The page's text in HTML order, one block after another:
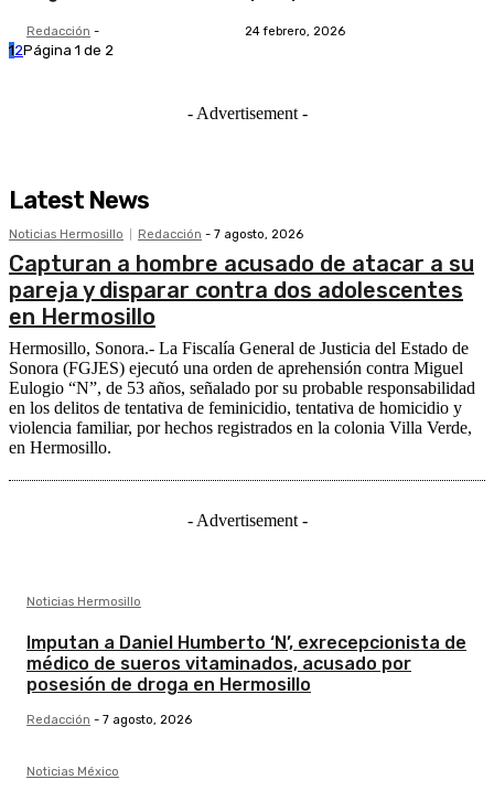
Redacción - 24 febrero, 2026
12Página 1 de 2
- Advertisement -
Latest News
Noticias Hermosillo Redacción - 7 agosto, 2026
Capturan a hombre acusado de atacar a su
pareja y disparar contra dos adolescentes
en Hermosillo
Hermosillo, Sonora.- La Fiscalía General de Justicia del Estado de
Sonora (FGJES) ejecutó una orden de aprehensión contra Miguel
Eulogio “N”, de 53 años, señalado por su probable responsabilidad
en los delitos de tentativa de feminicidio, tentativa de homicidio y
violencia familiar, por hechos registrados en la colonia Villa Verde,
en Hermosillo.
- Advertisement -
Noticias Hermosillo
Imputan a Daniel Humberto ‘N’, exrecepcionista de
médico de sueros vitaminados, acusado por
posesión de droga en Hermosillo
Redacción - 7 agosto, 2026
Noticias México